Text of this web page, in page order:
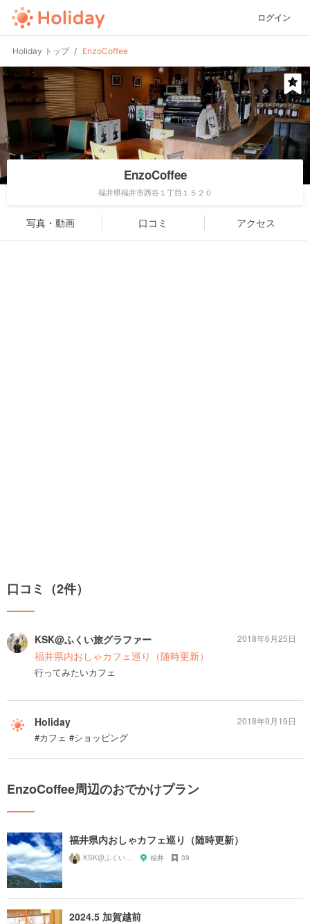
ログイン
Holiday トップ EnzoCoffee
EnzoCoffee
福井県福井市西谷１丁目１５２０
写真・動画 口コミ アクセス
口コミ（2件）
KSK@ふくい旅グラファー
福井県内おしゃカフェ巡り（随時更新）
行ってみたいカフェ
2018年6月25日
Holiday
#カフェ #ショッピング
2018年9月19日
EnzoCoffee周辺のおでかけプラン
福井県内おしゃカフェ巡り（随時更新）
福井 39
2024.5 加賀越前